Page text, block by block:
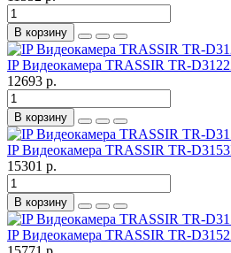
В корзину
IP Видеокамера TRASSIR TR-
12693 р.
В корзину
IP Видеокамера TRASSIR TR-
15301 р.
В корзину
IP Видеокамера TRASSIR TR-